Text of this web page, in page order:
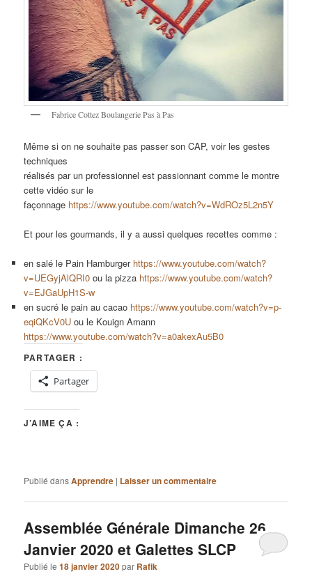
Fabrice Cottez Boulangerie Pas à Pas
Même si on ne souhaite pas passer son CAP, voir les gestes
techniques
réalisés par un professionnel est passionnant comme le montre
cette vidéo sur le
façonnage https://www.youtube.com/watch?v=WdROz5L2n5Y
Et pour les gourmands, il y a aussi quelques recettes comme :
en salé le Pain Hamburger https://www.youtube.com/watch?
v=UEGyjAlQRI0 ou la pizza https://www.youtube.com/watch?
v=EJGaUpH1S-w
en sucré le pain au cacao https://www.youtube.com/watch?v=p-
eqiQKcV0U ou le Kouign Amann
https://www.youtube.com/watch?v=a0akexAu5B0
PARTAGER :
Partager
J’AIME ÇA :
Publié dansApprendre | Laisser un commentaire
Assemblée Générale Dimanche 26
Janvier 2020 et Galettes SLCP
Publié le18 janvier 2020par Rafik